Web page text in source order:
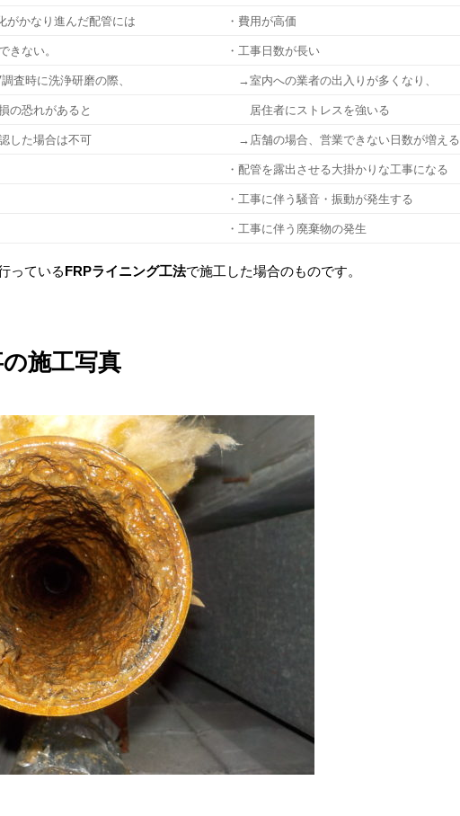
がかなり進んだ配管には ・費用が高価
きない。 ・工事日数が長い
査時に洗浄研磨の際、 →室内への業者の出入りが多くなり、
恐れがあると 居住者にストレスを強いる
した場合は不可 →店舗の場合、営業できない日数が増える
・配管を露出させる大掛かりな工事になる
・工事に伴う騒音・振動が発生する
・工事に伴う廃棄物の発生
っているFRPライニング工法で施工した場合のものです。
施工写真